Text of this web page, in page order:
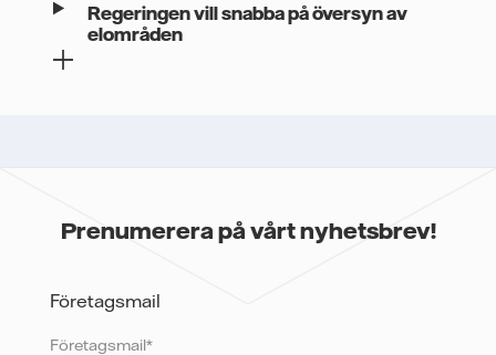
Regeringen vill snabba på översyn av
elområden
Prenumerera på vårt nyhetsbrev!
Företagsmail